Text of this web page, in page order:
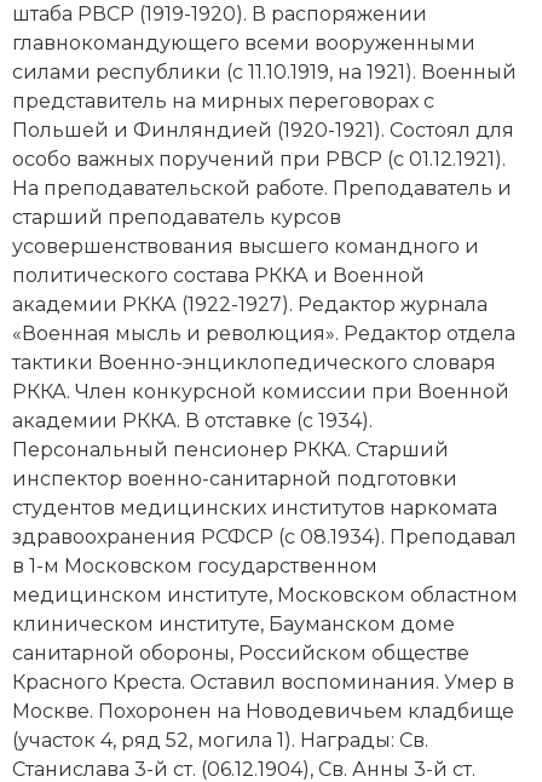
штаба РВСР (1919-1920). В распоряжении
главнокомандующего всеми вооруженными
силами республики (с 11.10.1919, на 1921). Военный
представитель на мирных переговорах с
Польшей и Финляндией (1920-1921). Состоял для
особо важных поручений при РВСР (с 01.12.1921).
На преподавательской работе. Преподаватель и
старший преподаватель курсов
усовершенствования высшего командного и
политического состава РККА и Военной
академии РККА (1922-1927). Редактор журнала
«Военная мысль и революция». Редактор отдела
тактики Военно-энциклопедического словаря
РККА. Член конкурсной комиссии при Военной
академии РККА. В отставке (с 1934).
Персональный пенсионер РККА. Старший
инспектор военно-санитарной подготовки
студентов медицинских институтов наркомата
здравоохранения РСФСР (с 08.1934). Преподавал
в 1-м Московском государственном
медицинском институте, Московском областном
клиническом институте, Бауманском доме
санитарной обороны, Российском обществе
Красного Креста. Оставил воспоминания. Умер в
Москве. Похоронен на Новодевичьем кладбище
(участок 4, ряд 52, могила 1). Награды: Св.
Станислава 3-й ст. (06.12.1904), Св. Анны 3-й ст.